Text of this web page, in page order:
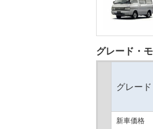
グレード・
グレード
新車価格